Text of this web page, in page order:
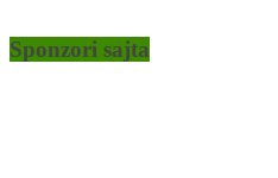
Sponzori sajta